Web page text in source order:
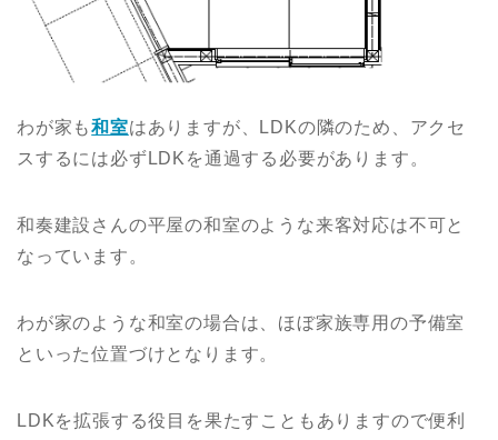
わが家も和室はありますが、LDKの隣のため、アクセ
スするには必ずLDKを通過する必要があります。
和奏建設さんの平屋の和室のような来客対応は不可と
なっています。
わが家のような和室の場合は、ほぼ家族専用の予備室
といった位置づけとなります。
LDKを拡張する役目を果たすこともありますので便利